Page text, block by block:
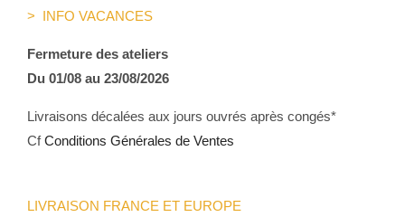
> INFO VACANCES
Fermeture des ateliers
Du 01/08 au 23/08/2026
Livraisons décalées aux jours ouvrés après congés*
CfConditions Générales de Ventes
LIVRAISON FRANCE ET EUROPE